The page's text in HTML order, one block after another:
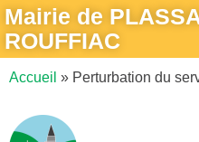
Mairie de
ROUFFIAC
Accueil » Perturbation du